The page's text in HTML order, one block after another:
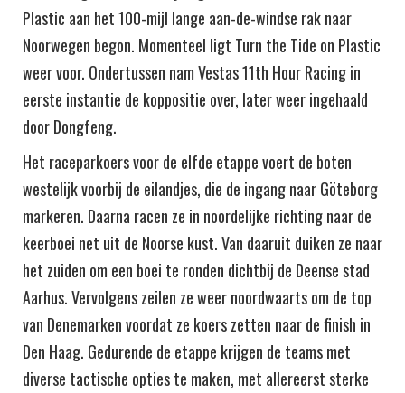
Plastic aan het 100-mijl lange aan-de-windse rak naar
Noorwegen begon. Momenteel ligt Turn the Tide on Plastic
weer voor. Ondertussen nam Vestas 11th Hour Racing in
eerste instantie de koppositie over, later weer ingehaald
door Dongfeng.
Het raceparkoers voor de elfde etappe voert de boten
westelijk voorbij de eilandjes, die de ingang naar Göteborg
markeren. Daarna racen ze in noordelijke richting naar de
keerboei net uit de Noorse kust. Van daaruit duiken ze naar
het zuiden om een boei te ronden dichtbij de Deense stad
Aarhus. Vervolgens zeilen ze weer noordwaarts om de top
van Denemarken voordat ze koers zetten naar de finish in
Den Haag. Gedurende de etappe krijgen de teams met
diverse tactische opties te maken, met allereerst sterke